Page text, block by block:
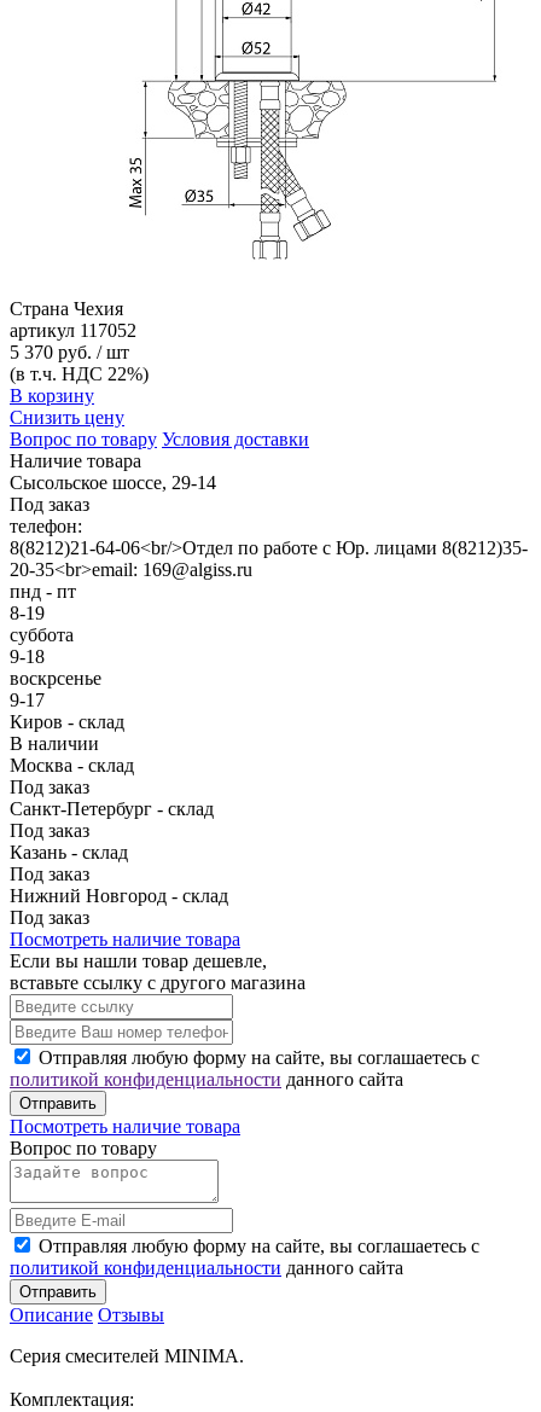
Страна Чехия
артикул 117052
5 370 руб. / шт
(в т.ч. НДС 22%)
В корзину
Снизить цену
Вопрос по товару Условия доставки
Наличие товара
Сысольское шоссе, 29-14
Под заказ
телефон:
8(8212)21-64-06<br/>Отдел по работе с Юр. лицами 8(8212)35-
20-35<br>email: 169@algiss.ru
пнд - пт
8-19
суббота
9-18
воскрсенье
9-17
Киров - склад
В наличии
Москва - склад
Под заказ
Санкт-Петербург - склад
Под заказ
Казань - склад
Под заказ
Нижний Новгород - склад
Под заказ
Посмотреть наличие товара
Если вы нашли товар дешевле,
вставьте ссылку с другого магазина
Отправляя любую форму на сайте, вы соглашаетесь с
политикой конфиденциальности данного сайта
Отправить
Посмотреть наличие товара
Вопрос по товару
Отправляя любую форму на сайте, вы соглашаетесь с
политикой конфиденциальности данного сайта
Отправить
Описание Отзывы
Серия смесителей MINIMA.
Комплектация: